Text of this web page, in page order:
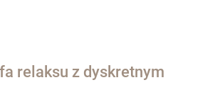
relaksu z dyskretnym